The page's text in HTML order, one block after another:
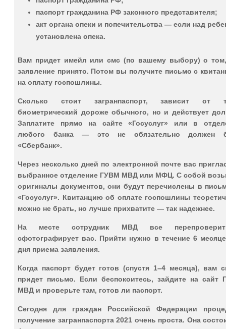
паспорт гражданина РФ законного представителя;
акт органа опеки и попечительства — если над
установлена опека.
Вам придет имейл или смс (по вашему выбору) о
заявление принято. Потом вы получите письмо с
на оплату госпошлины.
Сколько стоит загранпаспорт, зависит от
биометрический дороже обычного, но и действует
Заплатите прямо на сайте «Госуслуг» или в
любого банка — это не обязательно должен
«Сбербанк».
Через несколько дней по электронной почте вас
выбранное отделение ГУВМ МВД или МФЦ. С собой
оригиналы документов, они будут перечислены в
«Госуслуг». Квитанцию об оплате госпошлины
можно не брать, но лучше прихватите — так надежнее.
На месте сотрудник МВД все
сфотографирует вас. Прийти нужно в течение 6
дня приема заявления.
Когда паспорт будет готов (спустя 1–4 месяца), вам
придет письмо. Если беспокоитесь, зайдите на сайт
МВД и проверьте там, готов ли паспорт.
Сегодня для граждан Российской Федерации
получение загранпаспорта 2021 очень проста. Она